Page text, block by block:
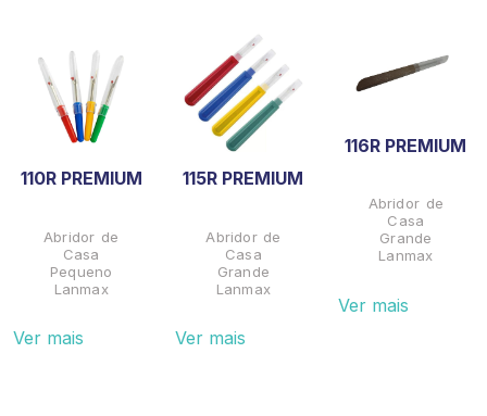
110R PREMIUM
Abridor de
Casa
Pequeno
Lanmax
Ver mais
115R PREMIUM
Abridor de
Casa
Grande
Lanmax
Ver mais
116R PREMIUM
Abridor de
Casa
Grande
Lanmax
Ver mais